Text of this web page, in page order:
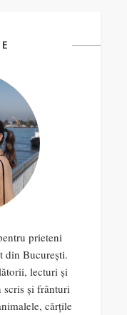
prieteni
din București.
lecturi și
scris și frânturi
cărțile